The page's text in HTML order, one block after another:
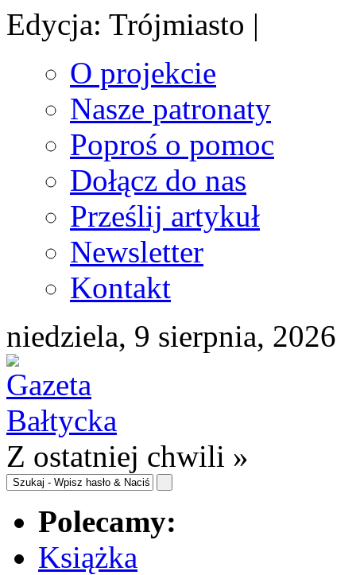
Edycja: Trójmiasto |
O projekcie
Nasze patronaty
Poproś o pomoc
Dołącz do nas
Prześlij artykuł
Newsletter
Kontakt
niedziela, 9 sierpnia, 2026
Z ostatniej chwili »
Polecamy:
Książka